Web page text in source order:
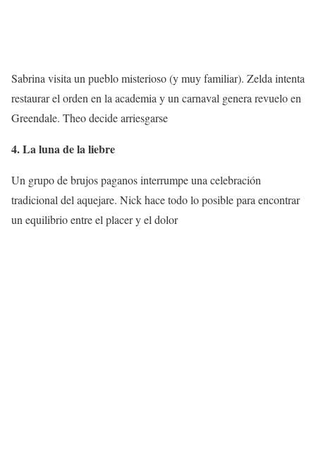
Sabrina visita un pueblo misterioso (y muy familiar). Zelda intenta
restaurar el orden en la academia y un carnaval genera revuelo en
Greendale. Theo decide arriesgarse
4. La luna de la liebre
Un grupo de brujos paganos interrumpe una celebración
tradicional del aquejare. Nick hace todo lo posible para encontrar
un equilibrio entre el placer y el dolor